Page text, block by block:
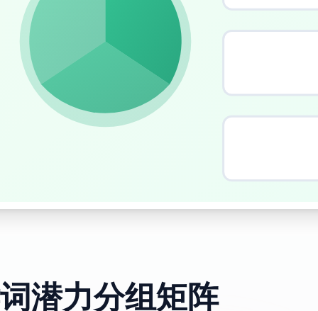
潜力分组矩阵